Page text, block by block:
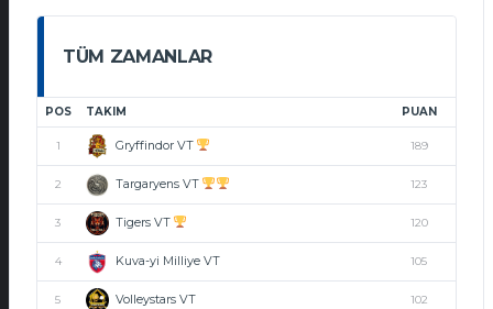
TÜM ZAMANLAR
POS TAKIM PUAN
1 Gryffindor VT 189
2 Targaryens VT 123
3 Tigers VT 120
4 Kuva-yi Milliye VT 105
5 Volleystars VT 102